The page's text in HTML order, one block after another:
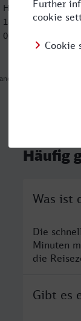
2026-08-03 06:21
Hof Hbf
18.08.26
06:54
Häufig
Was ist
Die
Minuten
die
Gibt es